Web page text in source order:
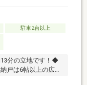
駐車2台以上
分の立地です！◆
戸は6帖以上の広さ